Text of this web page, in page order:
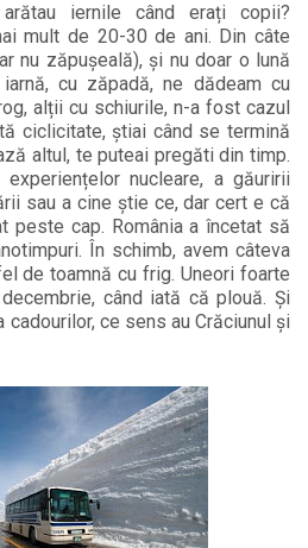
iernile când erați copii?
mult de 20-30 de ani. Din câte
nu zăpușeală), și nu doar o lună
cu zăpadă, ne dădeam cu
alții cu schiurile, n-a fost cazul
ciclicitate, știai când se termină
altul, te puteai pregăti din timp.
nucleare, a găuririi
sau a cine știe ce, dar cert e că
peste cap. România a încetat să
În schimb, avem câteva
de toamnă cu frig. Uneori foarte
când iată că plouă. Și
cadourilor, ce sens au Crăciunul și